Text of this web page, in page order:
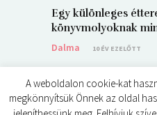
Egy különleges
könyvmolyoknak
Dalma
10 ÉV EZELŐTT
A weboldalon cookie-kat
megkönnyítsük Önnek az oldal